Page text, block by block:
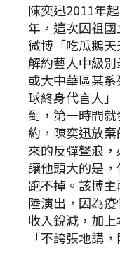
陳奕迅2011年
年，這次因祖
微博「吃瓜鵝
解約藝人中級
或大中華區某
球終身代言人
到，第一時間
約，陳奕迅放
來的反彈聲浪
讓他頭大的是
跑不掉。該博
陸演出，因為
收入銳減，加
「不誇張地講